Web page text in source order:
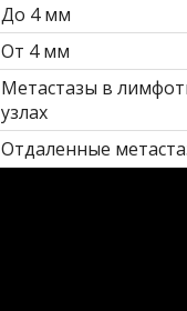
До 4 мм
От 4 мм
Метастазы в
узлах
Отдаленные